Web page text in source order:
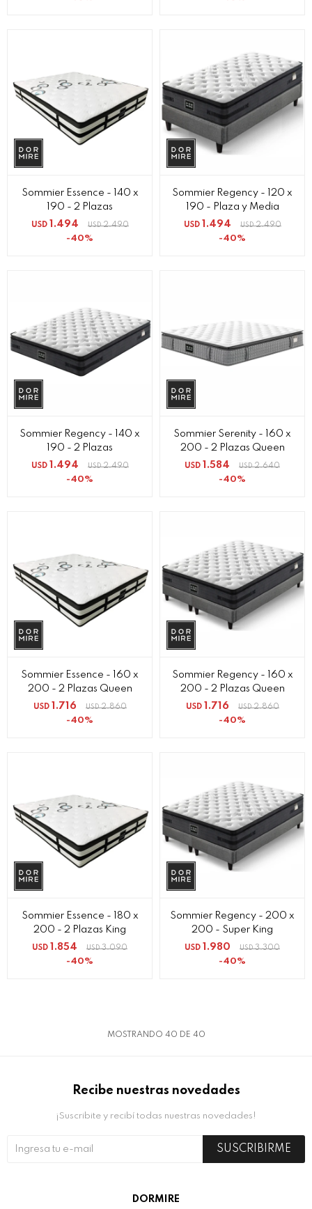
Sommier Essence - 140 x
190 - 2 Plazas
USD 1.494 USD 2.490
40
Sommier Regency - 120 x
190 - Plaza y Media
USD 1.494 USD 2.490
40
Sommier Regency - 140 x
190 - 2 Plazas
USD 1.494 USD 2.490
40
Sommier Serenity - 160 x
200 - 2 Plazas Queen
USD 1.584 USD 2.640
40
Sommier Essence - 160 x
200 - 2 Plazas Queen
USD 1.716 USD 2.860
40
Sommier Regency - 160 x
200 - 2 Plazas Queen
USD 1.716 USD 2.860
40
Sommier Essence - 180 x
200 - 2 Plazas King
USD 1.854 USD 3.090
40
Sommier Regency - 200 x
200 - Super King
USD 1.980 USD 3.300
40
MOSTRANDO 40 DE 40
DORMIRE
Recibe nuestras novedades
¡Suscribite y recibí todas nuestras novedades!
SUSCRIBIRME